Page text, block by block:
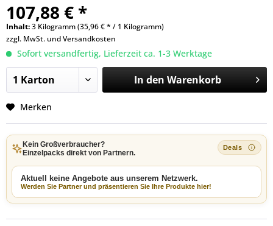
107,88 € *
Inhalt:3 Kilogramm (35,96 € * / 1 Kilogramm)
zzgl. MwSt. undVersandkosten
Sofort versandfertig, Lieferzeit ca. 1-3 Werktage
In den Warenkorb
Merken
Kein Großverbraucher?
Einzelpacks direkt von Partnern.
Aktuell keine Angebote aus unserem Netzwerk.
Werden Sie Partner und präsentieren Sie Ihre Produkte hier!